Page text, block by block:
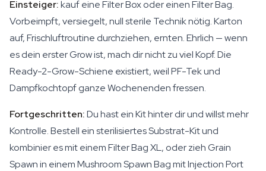
Einsteiger:kauf eine Filter Box oder einen Filter Bag.
Vorbeimpft, versiegelt, null sterile Technik nötig. Karton
auf, Frischluftroutine durchziehen, ernten. Ehrlich — wenn
es dein erster Grow ist, mach dir nicht zu viel Kopf. Die
Ready-2-Grow-Schiene existiert, weil PF-Tek und
Dampfkochtopf ganze Wochenenden fressen.
Fortgeschritten:Du hast ein Kit hinter dir und willst mehr
Kontrolle. Bestell ein sterilisiertes Substrat-Kit und
kombinier es mit einem Filter Bag XL, oder zieh Grain
Spawn in einem Mushroom Spawn Bag mit Injection Port